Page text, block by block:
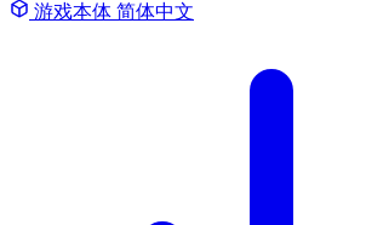
游戏本体 简体中文